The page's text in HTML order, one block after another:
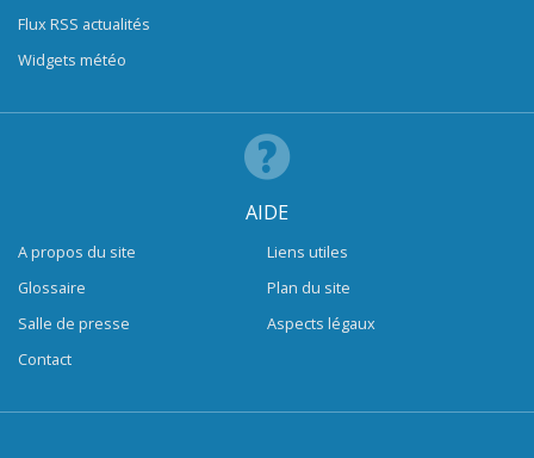
Flux RSS actualités
Widgets météo
AIDE
A propos du site
Glossaire
Salle de presse
Contact
Liens utiles
Plan du site
Aspects légaux